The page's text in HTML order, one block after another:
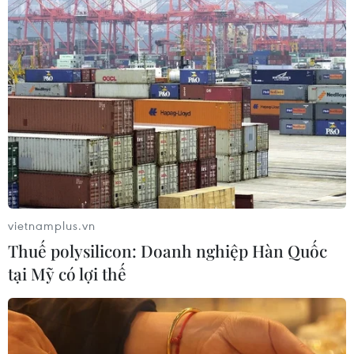
Thêm một nhóm dàn cảnh cướp giật
tại khu Tân Huê Viên sa lưới
06/08/2026 05:57
Khẩn trường khám nghiệm
hiện trường, điều tra nguyên nhân
06/08/2026 04:37
Nâng cao hiệu quả đấu tranh phòng,
chống tội phạm và vi phạm pháp luật
06/08/2026 04:13
vietnamplus.vn
Thuế polysilicon: Doanh nghiệp Hàn Quốc
tại Mỹ có lợi thế